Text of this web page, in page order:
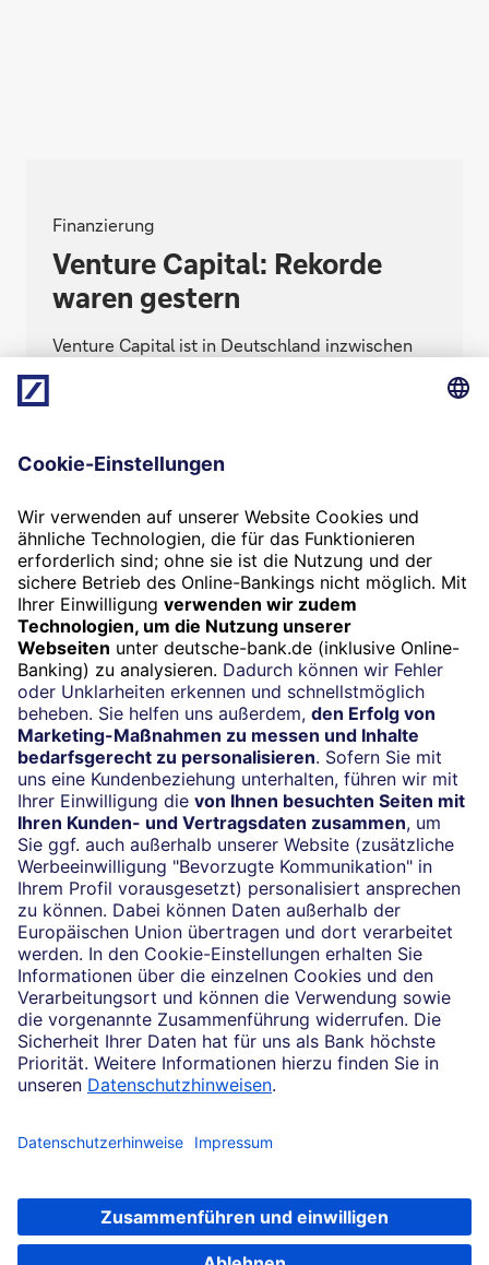
Finanzierung
Venture Capital: Rekorde
waren gestern
Venture Capital ist in Deutschland inzwischen
Termin
Beratung vereinbaren
24/7-Kundenservice
(069) 910-100 61
Impressum
Konditionen und Preise
Rechtliche Hinweise
Datenschutz
Soweit auf dieser Internetseite von der Deutschen Bank die Rede ist, bezieht